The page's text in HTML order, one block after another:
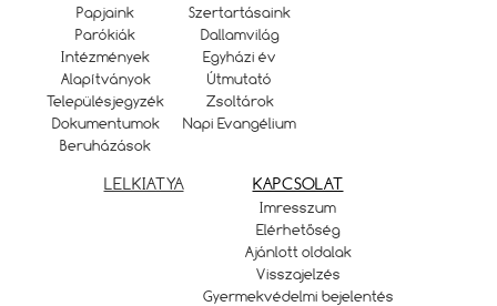
Papjaink
Parókiák
Intézmények
Alapítványok
Településjegyzék
Dokumentumok
Beruházások
Szertartásaink
Dallamvilág
Egyházi év
Útmutató
Zsoltárok
Napi Evangélium
LELKIATYA KAPCSOLAT
Imresszum
Elérhetőség
Ajánlott oldalak
Visszajelzés
Gyermekvédelmi bejelentés